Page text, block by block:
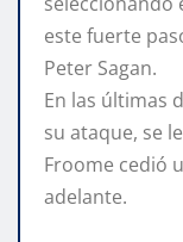
este fuerte
Peter Sagan.
En las últimas
su ataque, se
Froome cedió
adelante.